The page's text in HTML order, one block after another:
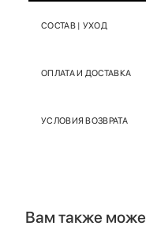
СОСТАВ | УХОД
ОПЛАТА И ДОСТАВКА
УСЛОВИЯ ВОЗВРАТА
Вам также